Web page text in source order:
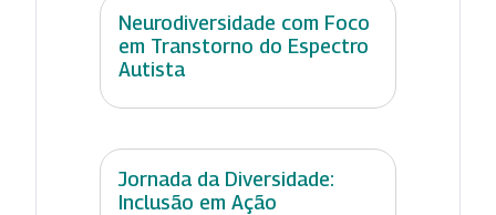
Neurodiversidade com Foco
em Transtorno do Espectro
Autista
Jornada da Diversidade:
Inclusão em Ação